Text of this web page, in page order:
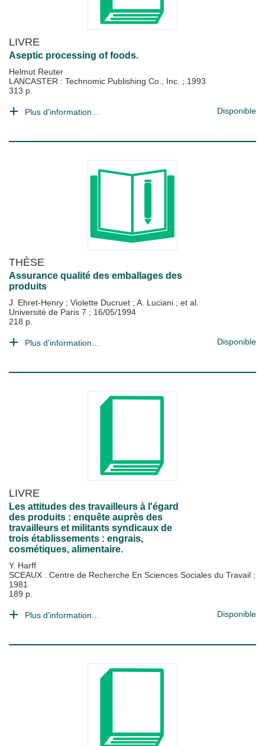
LIVRE
Aseptic processing of foods.
Helmut Reuter
LANCASTER : Technomic Publishing Co., Inc. ; 1993
313 p.
Plus d'information... Disponible
THÈSE
Assurance qualité des emballages des
produits
J. Ehret-Henry ; Violette Ducruet ; A. Luciani ; et al.
Université de Paris 7 ; 16/05/1994
218 p.
Plus d'information... Disponible
LIVRE
Les attitudes des travailleurs à l'égard
des produits : enquête auprès des
travailleurs et militants syndicaux de
trois établissements : engrais,
cosmétiques, alimentaire.
Y. Harff
SCEAUX : Centre de Recherche En Sciences Sociales du Travail ;
1981
189 p.
Plus d'information... Disponible